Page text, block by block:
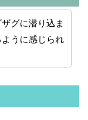
グに潜り込ま
うに感じられ